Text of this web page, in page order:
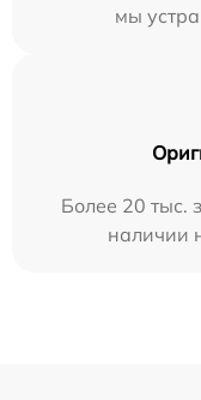
мы
Более 20 тыс.
наличии